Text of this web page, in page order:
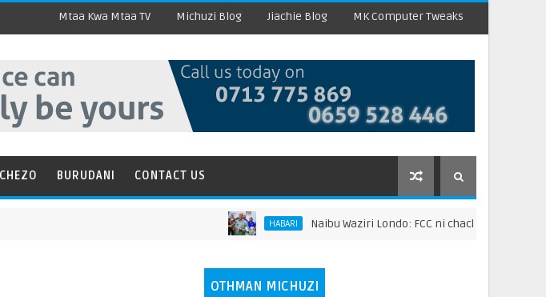
Mtaa Kwa Mtaa TV Michuzi Blog Jiachie Blog MK Computer Tweaks
BURUDANI CONTACT US
HABARI Naibu Waziri Londo: FCC ni chachu ya kuongeza
OTHMAN MICHUZI